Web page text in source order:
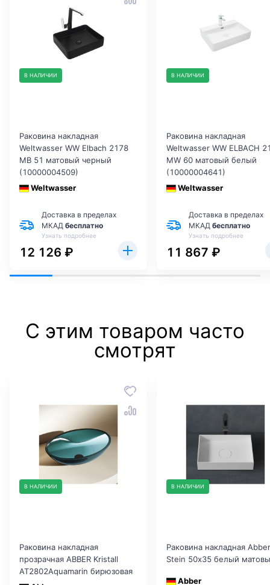
В НАЛИЧИИ
Раковина накладная
Weltwasser WW Elbach 2178
MB 51 матовый черный
(10000004509)
Weltwasser
Доставка в пределах
МКАД бесплатно
Узнать подробнее
12 126 ₽
В НАЛИЧИИ
Раковина накладная
Weltwasser WW ELBACH
MW 60 матовый белый
(10000004641)
Weltwasser
Доставка в пределах
МКАД бесплатно
Узнать подробнее
11 867 ₽
С этим товаром часто
смотрят
В НАЛИЧИИ
Раковина накладная
прозрачная ABBER Kristall
AT2802Aquamarin бирюзовая
В НАЛИЧИИ
Раковина накладная Abber
Stein 50х35 белый
Abber